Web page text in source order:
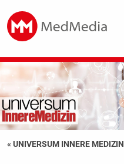
« UNIVERSUM INNERE MEDIZIN